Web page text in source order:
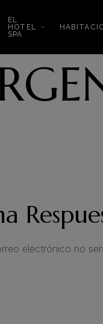
EL
HOTEL
SPA
electrónico no